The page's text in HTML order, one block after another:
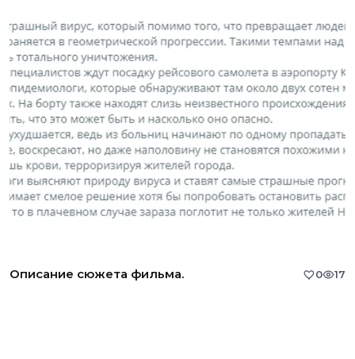
Описание сюжета фильма. 0 17